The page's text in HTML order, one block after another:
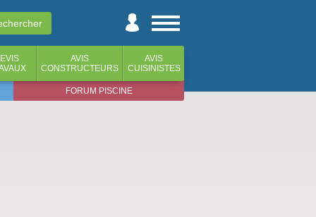
AVIS
CONSTRUCTEURS
AVIS
CUISINISTES
FORUM PISCINE